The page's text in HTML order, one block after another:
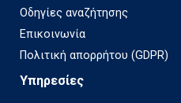
Οδηγίες αναζήτησης
Επικοινωνία
Πολιτική απορρήτου (GDPR)
Υπηρεσίες